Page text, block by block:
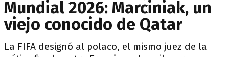
Mundial 2026: Marciniak, un
viejo conocido de Qatar
La FIFA designó al polaco, el mismo juez de la